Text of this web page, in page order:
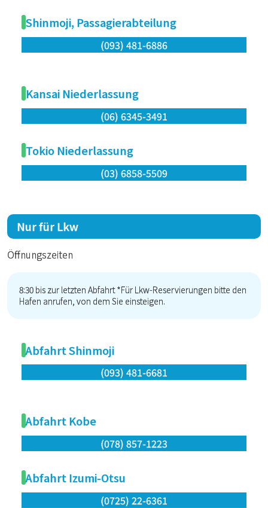
Shinmoji, Passagierabteilung
(093) 481-6886
Kansai Niederlassung
(06) 6345-3491
Tokio Niederlassung
(03) 6858-5509
Nur für Lkw
Öffnungszeiten
8:30 bis zur letzten Abfahrt *Für Lkw-Reservierungen bitte den
Hafen anrufen, von dem Sie einsteigen.
Abfahrt Shinmoji
(093) 481-6681
Abfahrt Kobe
(078) 857-1223
Abfahrt Izumi-Otsu
(0725) 22-6361